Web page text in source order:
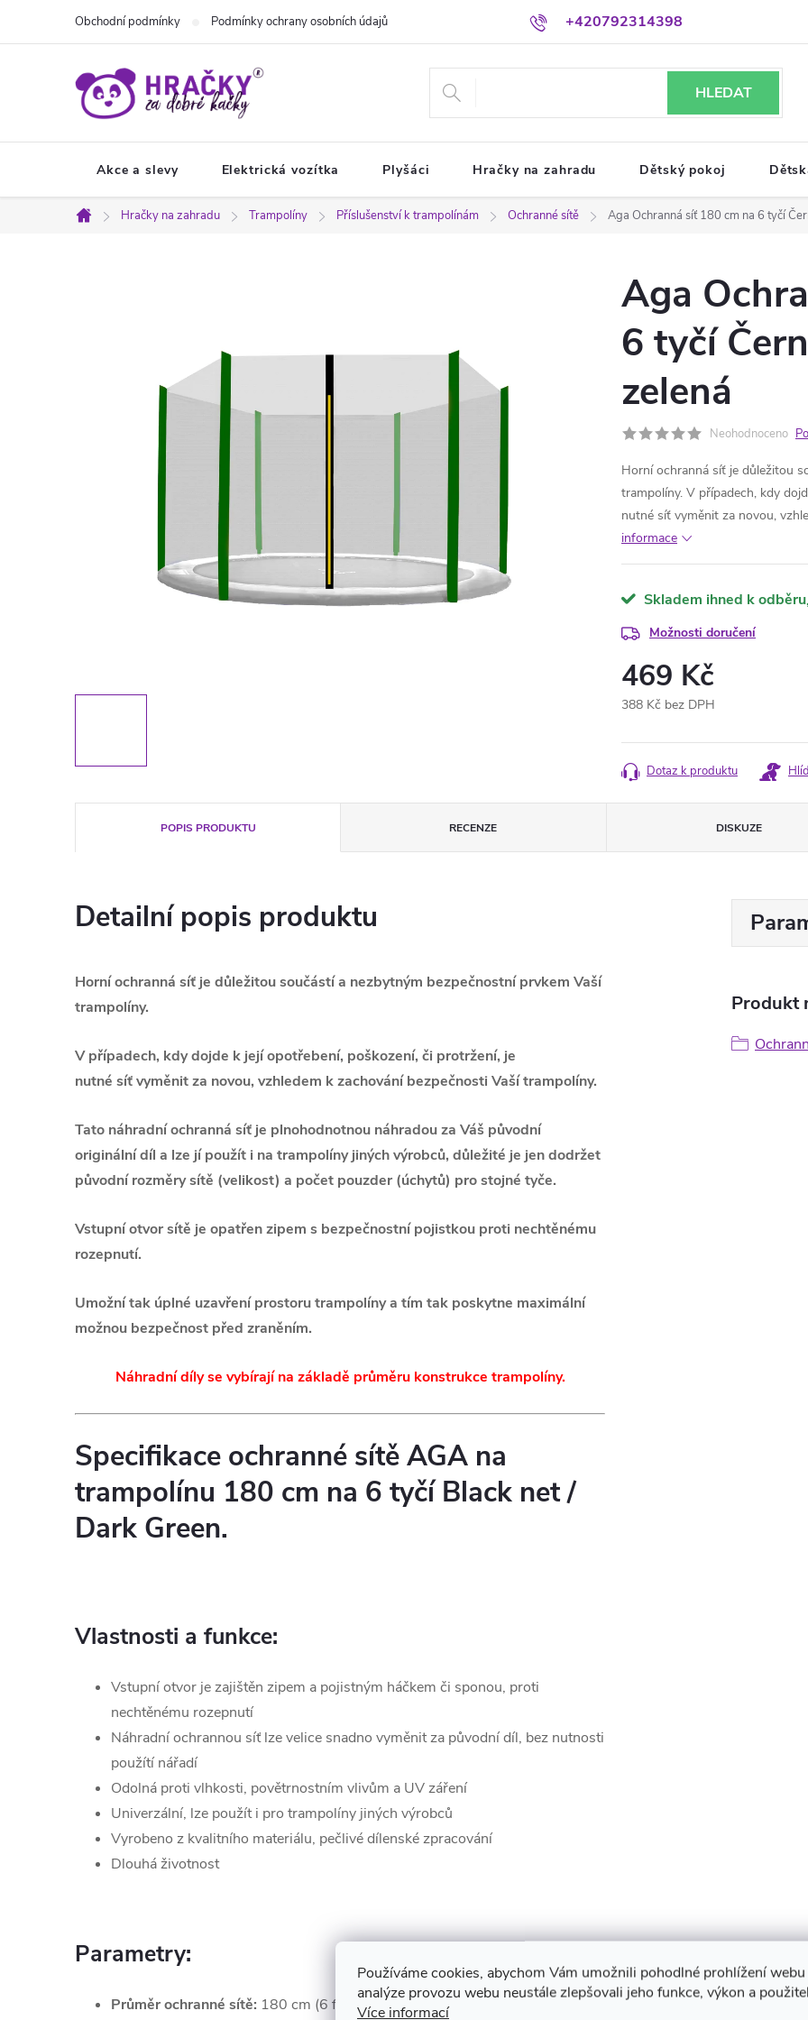
Používáme cookies, abychom Vám umožnili pohodlné prohlížení
analýze provozu webu neustále zlepšovali jeho funkce, výkon a
Více informací
+420792314398
Obchodní podmínky Podmínky ochrany osobních údajů
HLEDAT
Akce a slevy Elektrická vozítka Plyšáci Hračky na zahradu Dětský pokoj
Domů
Hračky na zahradu Trampolíny Příslušenství k trampolínám Ochranné sítě Aga Ochranná síť 180 cm na 6 tyčí
Aga
6 tyčí
zelená
Neohodnoceno
Horní ochranná síť je důležitou
trampolíny. V případech, kdy
nutné síť vyměnit za novou,
informace
Skladem ihned k odběru
Možnosti doručení
469 Kč
388 Kč bez DPH
cena:
Dotaz k produktu
POPIS PRODUKTU RECENZE DISKUZE
Detailní popis produktu
Horní ochranná síť je důležitou součástí a nezbytným bezpečnostní prvkem Vaší
trampolíny.
V případech, kdy dojde k její opotřebení, poškození, či protržení, je
nutné síťvyměnit za novou, vzhledem k zachování bezpečnosti Vaší trampolíny.
Tato náhradní ochranná síť je plnohodnotnou náhradou za Váš původní
originální díl a lze jí použít i na trampolíny jiných výrobců, důležité je jen dodržet
původní rozměry sítě (velikost) a počet pouzder (úchytů) pro stojné tyče.
Vstupní otvor sítě je opatřen zipem s bezpečnostní pojistkou proti nechtěnému
rozepnutí.
Umožní tak úplné uzavření prostoru trampolíny a tím tak poskytne maximální
možnou bezpečnost před zraněním.
Náhradní díly se vybírají na základě průměru konstrukce trampolíny.
Specifikace ochranné sítě AGA na
trampolínu 180 cm na 6 tyčí Black net /
Dark Green.
Vlastnosti a funkce:
Vstupní otvor je zajištěn zipem a pojistným háčkem či sponou, proti
nechtěnému rozepnutí
Náhradní ochrannou síť lze velice snadno vyměnit za původní díl, bez nutnosti
použítí nářadí
Odolná proti vlhkosti, povětrnostním vlivům a UV záření
Univerzální, lze použít i pro trampolíny jiných výrobců
Vyrobeno z kvalitního materiálu, pečlivé dílenské zpracování
Dlouhá životnost
Parametry:
Průměr ochranné sítě: 180 cm (6 ft)
Produkt